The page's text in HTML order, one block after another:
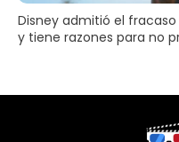
Disney admitió el
y tiene razones para no